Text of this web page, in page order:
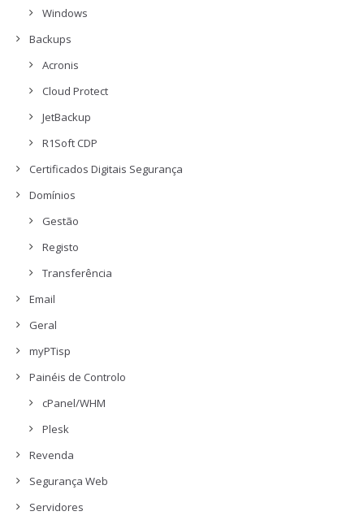
Windows
Backups
Acronis
Cloud Protect
JetBackup
R1Soft CDP
Certificados Digitais Segurança
Domínios
Gestão
Registo
Transferência
Email
Geral
myPTisp
Painéis de Controlo
cPanel/WHM
Plesk
Revenda
Segurança Web
Servidores